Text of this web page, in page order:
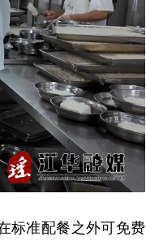
标准配餐之外可免费